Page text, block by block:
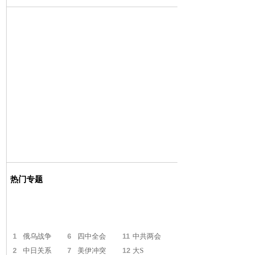
热门专题
1 俄乌战争 6 四中全会 11 中共两会
2 中日关系 7 美伊冲突 12 大S